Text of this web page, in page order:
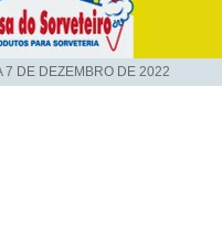
7 DE DEZEMBRO DE 2022